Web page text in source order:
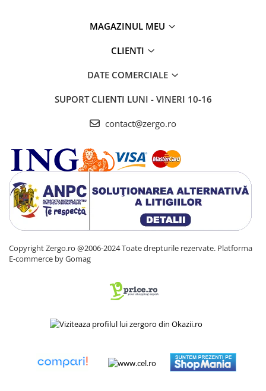
MAGAZINUL MEU
CLIENTI
DATE COMERCIALE
SUPORT CLIENTI LUNI - VINERI 10-16
contact@zergo.ro
Copyright Zergo.ro @2006-2024 Toate drepturile rezervate. Platforma
E-commerce by Gomag